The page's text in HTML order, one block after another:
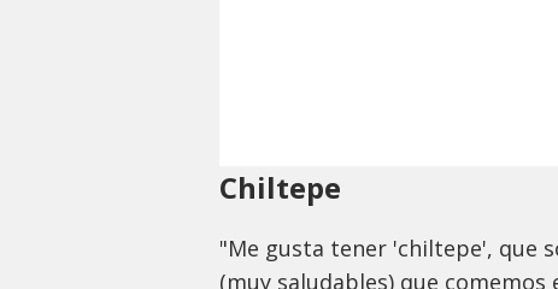
Chiltepe
"Me gusta tener 'chiltepe', que
(muy saludables) que